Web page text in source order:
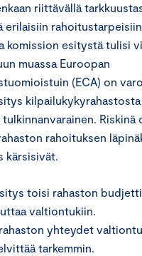
riittävällä
erilaisiin
komission esitystä tulisi
muassa Euroopan
(ECA) on
Riskinä
rahoituksen
kärsisivät.
toisi rahaston
valtiontukiin.
yhteydet
tarkemmin.